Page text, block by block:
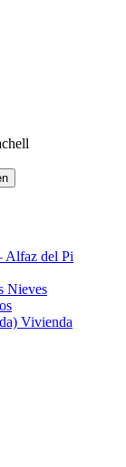
Alfaz del Pi
Nieves
Vivienda